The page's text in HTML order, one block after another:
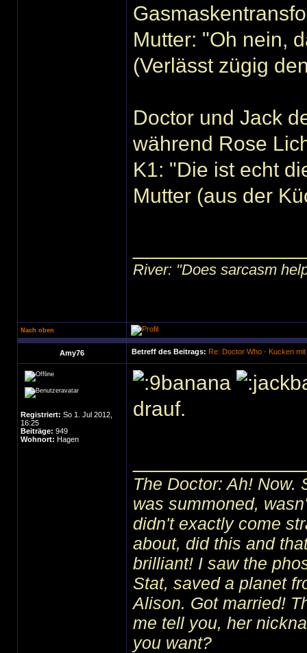
Mutter: "Oh nein,
(Verlässt zügig
Doctor und Jack
während Rose
K1: "Die ist echt
Mutter (aus der
River: "Does sarcasm
Nach oben
Amy76 Betreff des Beitrags: Re: Doctor Who - Kucken mit
Registriert: So 1. Jul 2012,
16:25
Beiträge: 949
Wohnort: Hagen
drauf.
The Doctor: Ah! Now.
was summoned,
didn't exactly come
about, did this and
brilliant! I saw the
Stat, saved a planet
Alison. Got married!
me tell you, her
you want?